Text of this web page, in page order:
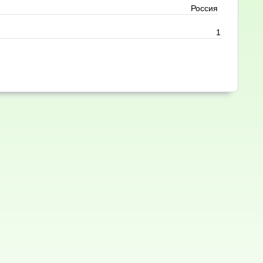
Россия
1